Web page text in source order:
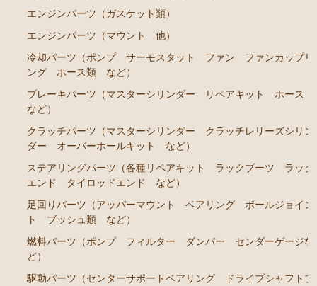
クラウン/クラウンマジェスタ JZS14# UZS141 143 147
GS141
エンジンパーツ 2JZ-GE JZS143 JZS145 JZS147 JZ
S149
エンジンパーツ 1JZ-GE JZX141
エンジンパーツ 1G-FE GS141
クラウン/クラウンマジェスタ JZS15# UZS151 155 157
GS151 GS151H
エンジンパーツ 1JZ-GE JZS151 JZS153
エンジンパーツ 1G-FE GS151 GS151H
アリスト JZS147 UZS143
エンジンパーツ（ガスケット類）
エンジンパーツ（マウント 他）
冷却パーツ（ポンプ サーモスタット ファン ファンカップリ
ング ホース類 など）
ブレーキパーツ（マスターシリンダー リペアキット ホース
など）
クラッチパーツ（マスターシリンダー クラッチレリーズシリン
ダー オーバーホールキット など）
ステアリングパーツ（各種リペアキット ラックブーツ ラック
エンド タイロッドエンド など）
足回りパーツ（アッパーマウント ベアリング ボールジョイン
ト ブッシュ類 など）
燃料パーツ（ポンプ フィルター ダンパー センダーゲージな
ど）
駆動パーツ（センターサポートベアリング ドライブシャフトブ